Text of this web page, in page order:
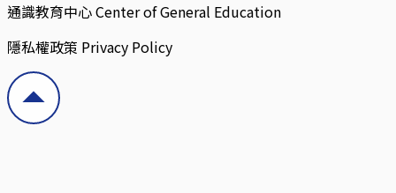
通識教育中心 Center of General Education
隱私權政策 Privacy Policy